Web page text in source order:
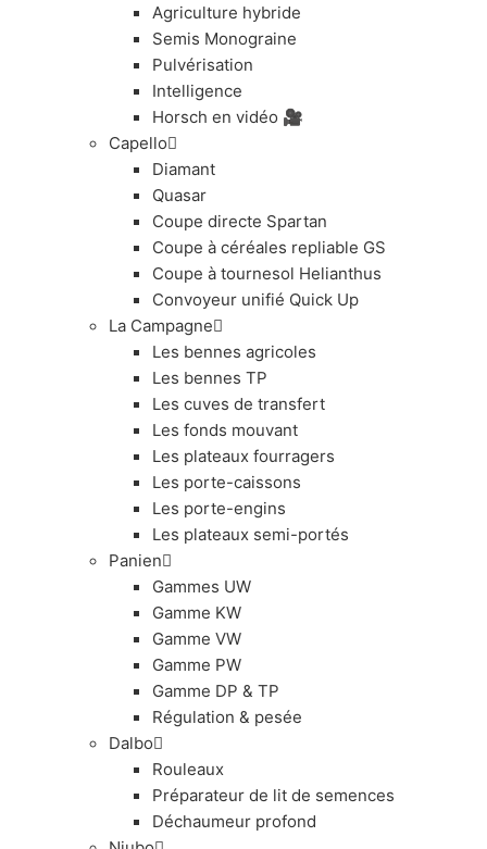
Agriculture hybride
Semis Monograine
Pulvérisation
Intelligence
Horsch en vidéo 🎥
Capello
Diamant
Quasar
Coupe directe Spartan
Coupe à céréales repliable GS
Coupe à tournesol Helianthus
Convoyeur unifié Quick Up
La Campagne
Les bennes agricoles
Les bennes TP
Les cuves de transfert
Les fonds mouvant
Les plateaux fourragers
Les porte-caissons
Les porte-engins
Les plateaux semi-portés
Panien
Gammes UW
Gamme KW
Gamme VW
Gamme PW
Gamme DP & TP
Régulation & pesée
Dalbo
Rouleaux
Préparateur de lit de semences
Déchaumeur profond